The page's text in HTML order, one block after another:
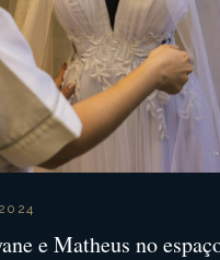
e Matheus no